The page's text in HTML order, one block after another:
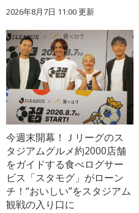
2026年8月7日 11:00更新
今週末開幕！Ｊリーグのス
タジアムグルメ約2000店舗
をガイドする食べログサー
ビス「スタモグ」がローン
チ！“おいしい”をスタジアム
観戦の入り口に